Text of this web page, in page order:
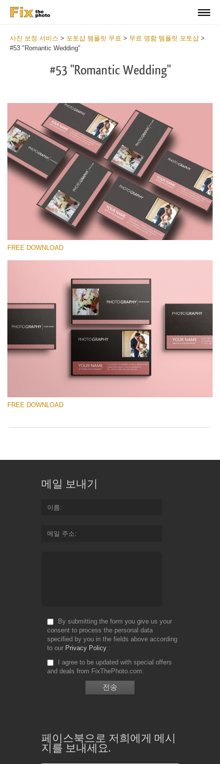
사진 보정 서비스 > 포토샵 템플릿 무료 > 무료 명함 템플릿 포토샵 >
#53 "Romantic Wedding"
#53 "Romantic Wedding"
선택 해주세요
Free Template #53
Senior Price List
무료 다운로드
FREE DOWNLOAD
FREE DOWNLOAD
메일 보내기
이름
메일 주소
By submitting the form you give us your
consent to process the personal data
specified by you in the fields above according
to our Privacy Policy
I agree to be updated with special offers
and deals from FixThePhoto.com
페이스북으로 저희에게 메시
지를 보내세요.